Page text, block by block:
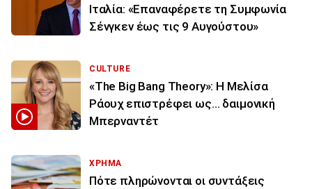
Ιταλία: «Επαναφέρετε τη Συμφωνία
Σένγκεν έως τις 9 Αυγούστου»
CULTURE
«The Big Bang Theory»: Η Μελίσα
Ράουχ επιστρέφει ως… δαιμονική
Μπερναντέτ
ΧΡΗΜΑ
Πότε πληρώνονται οι συντάξεις